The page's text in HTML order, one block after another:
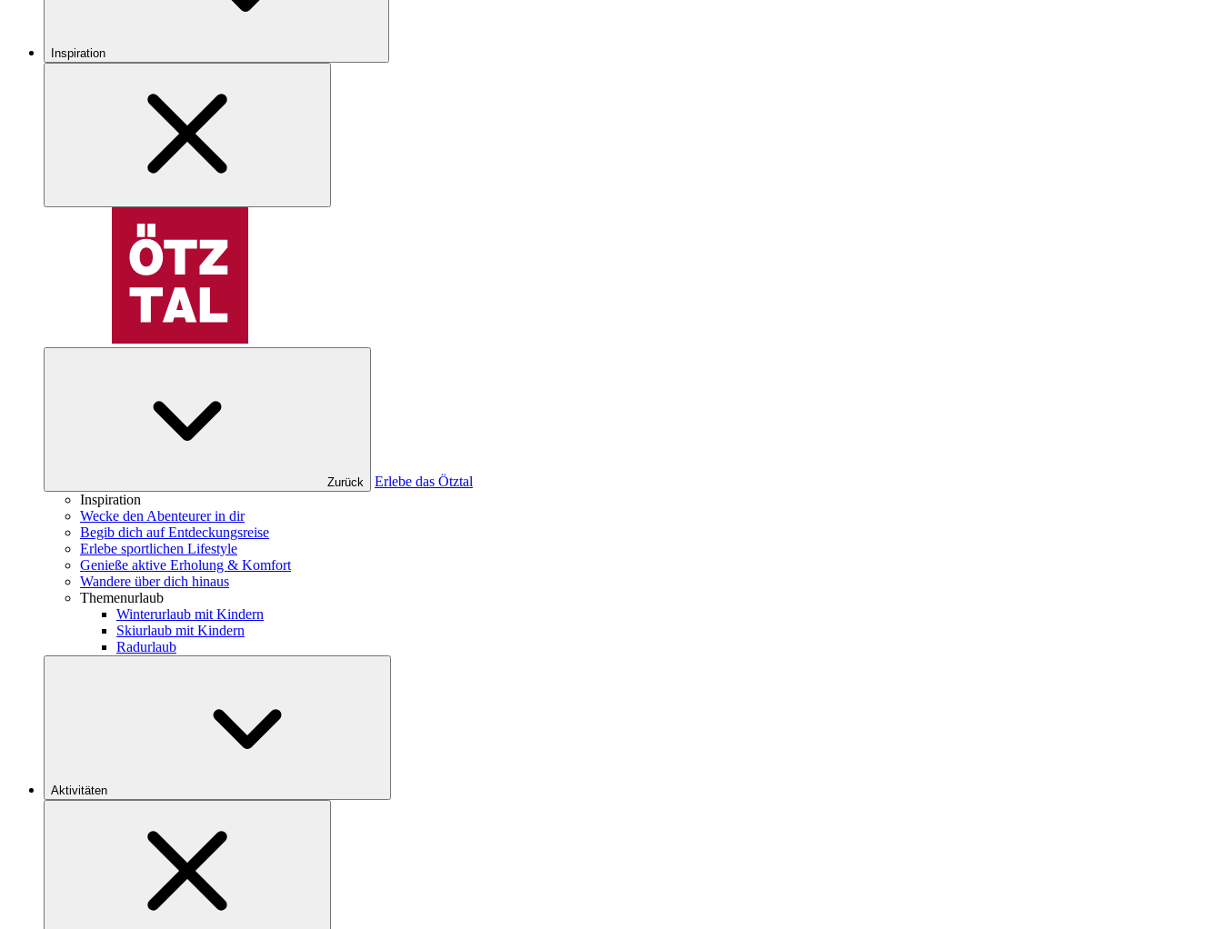
Inspiration
Zurück
Erlebe das Ötztal
Inspiration
Wecke den Abenteurer in dir
Begib dich auf Entdeckungsreise
Erlebe sportlichen Lifestyle
Genieße aktive Erholung & Komfort
Wandere über dich hinaus
Themenurlaub
Winterurlaub mit Kindern
Skiurlaub mit Kindern
Radurlaub
Aktivitäten